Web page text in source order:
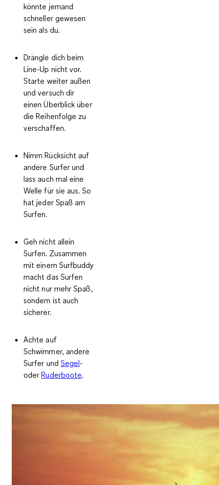
könnte jemand
schneller gewesen
sein als du.
Drängle dich beim
Line-Up nicht vor.
Starte weiter außen
und versuch dir
einen Überblick über
die Reihenfolge zu
verschaffen.
Nimm Rücksicht auf
andere Surfer und
lass auch mal eine
Welle für sie aus. So
hat jeder Spaß am
Surfen.
Geh nicht allein
Surfen. Zusammen
mit einem Surfbuddy
macht das Surfen
nicht nur mehr Spaß,
sondern ist auch
sicherer.
Achte auf
Schwimmer, andere
Surfer und Segel-
oderRuderboote.